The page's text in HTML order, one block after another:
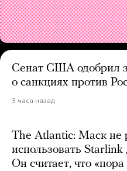
Сенат США одобрил
о санкциях против
3 часа назад
The Atlantic: Маск не
использовать Starlink
Он считает, что